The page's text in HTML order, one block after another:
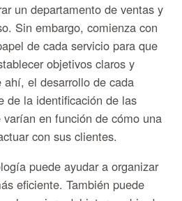
un departamento de ventas y
Sin embargo, comienza con
de cada servicio para que
objetivos claros y
ahí, el desarrollo de cada
de la identificación de las
en función de cómo una
con sus clientes.
puede ayudar a organizar
eficiente. También puede